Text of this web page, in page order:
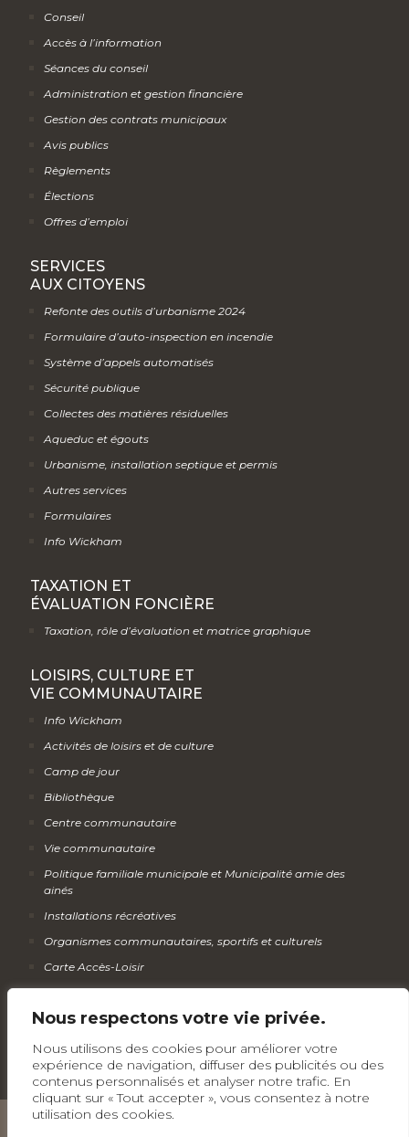
Nous respectons votre vie privée.
Nous utilisons des cookies pour améliorer votre
expérience de navigation, diffuser des publicités ou des
contenus personnalisés et analyser notre trafic. En
cliquant sur « Tout accepter », vous consentez à notre
utilisation des cookies.
Conseil
Accès à l’information
Séances du conseil
Administration et gestion financière
Gestion des contrats municipaux
Avis publics
Règlements
Élections
Offres d’emploi
SERVICES
AUX CITOYENS
Refonte des outils d’urbanisme 2024
Formulaire d’auto-inspection en incendie
Système d’appels automatisés
Sécurité publique
Collectes des matières résiduelles
Aqueduc et égouts
Urbanisme, installation septique et permis
Autres services
Formulaires
Info Wickham
TAXATION ET
ÉVALUATION FONCIÈRE
Taxation, rôle d’évaluation et matrice graphique
LOISIRS, CULTURE ET
VIE COMMUNAUTAIRE
Info Wickham
Activités de loisirs et de culture
Camp de jour
Bibliothèque
Centre communautaire
Vie communautaire
Politique familiale municipale et Municipalité amie des
ainés
Installations récréatives
Organismes communautaires, sportifs et culturels
Carte Accès-Loisir
Calendrier des activités
Infolettre